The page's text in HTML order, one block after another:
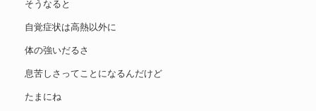
そうなると
自覚症状は高熱以外に
体の強いだるさ
息苦しさってことになるんだけど
たまにね